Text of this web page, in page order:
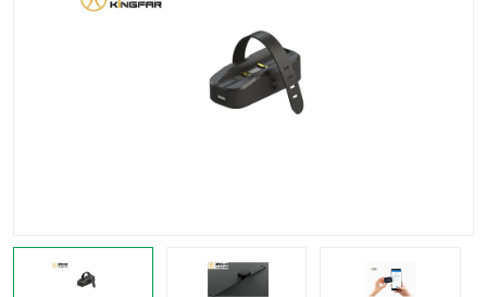
人机交互实验室
神经营销与消费行为实验 车俩与驾驶模拟